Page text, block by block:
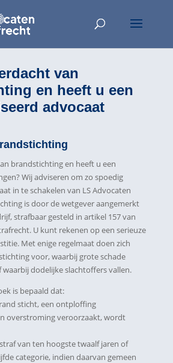
van
en heeft u een
advocaat
brandstichting en heeft u een
Wij adviseren om zo spoedig
in te schakelen van LS Advocaten
is door de wetgever aangemerkt
strafbaar gesteld in artikel 157 van
U kunt rekenen op een serieuze
Met enige regelmaat doen zich
voor, waarbij grote schade
dodelijke slachtoffers vallen.
is bepaald dat:
sticht, een ontploffing
overstroming veroorzaakt, wordt
van ten hoogste twaalf jaren of
categorie, indien daarvan gemeen